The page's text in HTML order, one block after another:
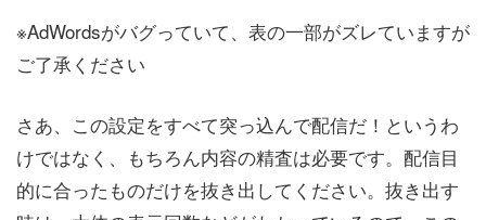
※AdWordsがバグっていて、表の一部がズレていますが
ご了承ください
さあ、この設定をすべて突っ込んで配信だ！というわ
けではなく、もちろん内容の精査は必要です。配信目
的に合ったものだけを抜き出してください。抜き出す